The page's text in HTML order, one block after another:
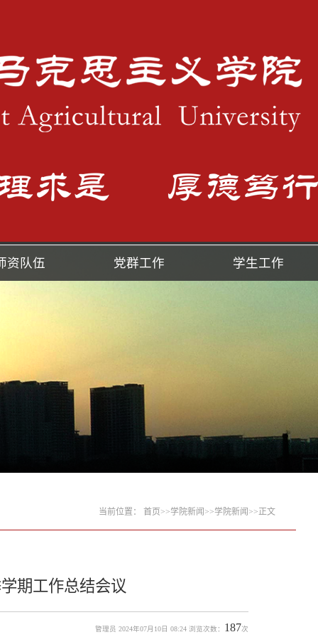
资队伍 党群工作 学生工作
当前位置： 首页 >>学院新闻 >>学院新闻 >>正文
期工作总结会议
管理员 2024年07月10日 08:24 浏览次数： 187次